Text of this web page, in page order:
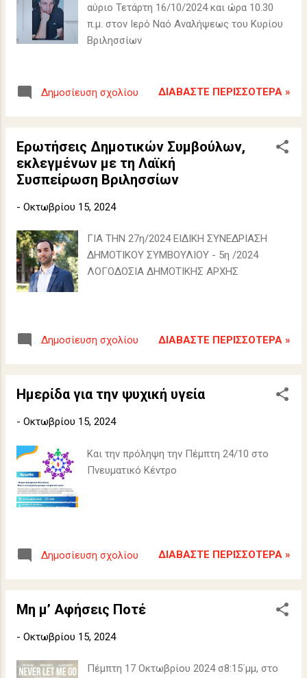
αύριο Τετάρτη 16/10/2024 και ώρα 10.30
π.μ. στον Ιερό Ναό Αναλήψεως του Κυρίου
Βριλησσίων
Δημοσίευση σχολίου ΔΙΑΒΆΣΤΕ ΠΕΡΙΣΣΌΤΕΡΑ »
Ερωτήσεις Δημοτικών Συμβούλων,
εκλεγμένων με τη Λαϊκή
Συσπείρωση Βριλησσίων
- Οκτωβρίου 15, 2024
ΓΙΑ ΤΗΝ 27η/2024 ΕΙΔΙΚΗ ΣΥΝΕΔΡΙΑΣΗ
ΔΗΜΟΤΙΚΟΥ ΣΥΜΒΟΥΛΙΟΥ - 5η /2024
ΛΟΓΟΔΟΣΙΑ ΔΗΜΟΤΙΚΗΣ ΑΡΧΗΣ
Δημοσίευση σχολίου ΔΙΑΒΆΣΤΕ ΠΕΡΙΣΣΌΤΕΡΑ »
Ημερίδα για την ψυχική υγεία
- Οκτωβρίου 15, 2024
Και την πρόληψη την Πέμπτη 24/10 στο
Πνευματικό Κέντρο
Δημοσίευση σχολίου ΔΙΑΒΆΣΤΕ ΠΕΡΙΣΣΌΤΕΡΑ »
Μη μ’ Αφήσεις Ποτέ
- Οκτωβρίου 15, 2024
Πέμπτη 17 Οκτωβρίου 2024 σ8:15΄μμ, στο